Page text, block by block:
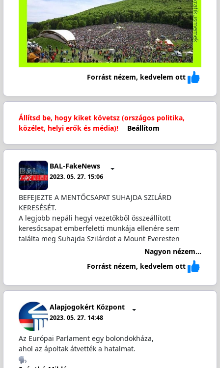
Forrást nézem, kedvelem ott
Állítsd be, hogy kiket követsz (országos politika,
közélet, helyi erők és média)!
Beállítom
BAL-FakeNews
2023. 05. 27. 15:06
BEFEJEZTE A MENTŐCSAPAT SUHAJDA SZILÁRD
KERESÉSÉT.
A legjobb nepáli hegyi vezetőkből összeállított
keresőcsapat emberfeletti munkája ellenére sem
találta meg Suhajda Szilárdot a Mount Everesten
Nagyon nézem...
Forrást nézem, kedvelem ott
Alapjogokért Központ
2023. 05. 27. 14:48
Az Európai Parlament egy bolondokháza,
ahol az ápoltak átvették a hatalmat.